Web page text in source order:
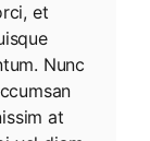
et
Nunc
at